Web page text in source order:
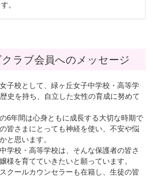
。
クラブ会員へのメッセージ
子校として、緑ヶ丘女子中学校・高等学
史を持ち、自立した女性の育成に努めて
6年間は心身ともに成長する大切な時期で
皆さまにとっても神経を使い、不安や悩
と思います。
学校・高等学校は、そんな保護者の皆さ
様を育てていきたいと願っています。
クールカウンセラーも在籍し、生徒の皆